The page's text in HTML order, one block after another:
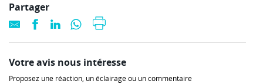
Partager
Votre avis nous intéresse
Proposez une réaction, un éclairage ou un commentaire